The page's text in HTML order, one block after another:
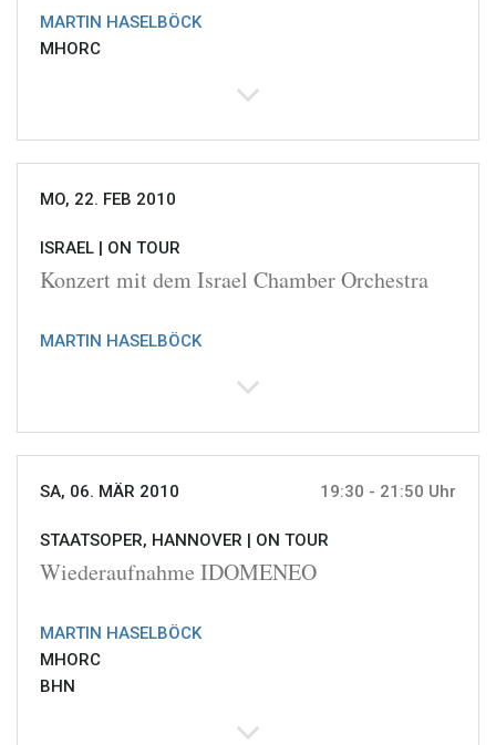
MARTIN HASELBÖCK
MHORC
MO, 22. FEB 2010
ISRAEL | ON TOUR
Konzert mit dem Israel Chamber Orchestra
MARTIN HASELBÖCK
SA, 06. MÄR 2010 19:30 - 21:50 Uhr
STAATSOPER, HANNOVER | ON TOUR
Wiederaufnahme IDOMENEO
MARTIN HASELBÖCK
MHORC
BHN